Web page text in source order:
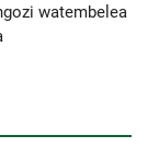
watembelea